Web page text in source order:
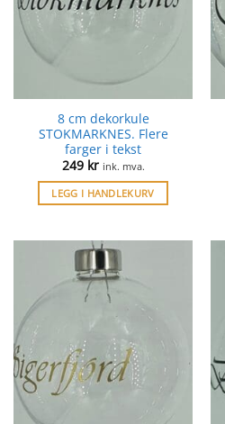
8 cm dekorkule
STOKMARKNES. Flere
farger i tekst
249 kr ink. mva.
LEGG I HANDLEKURV